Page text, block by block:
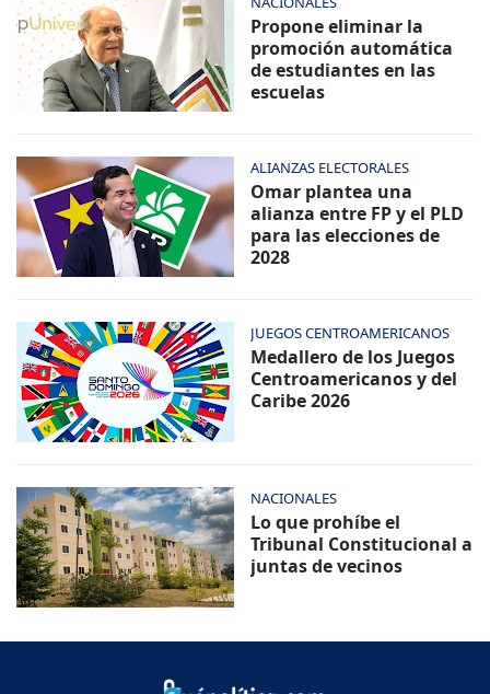
Propone eliminar la
promoción automática
de estudiantes en las
escuelas
ALIANZAS ELECTORALES
Omar plantea una
alianza entre FP y el PLD
para las elecciones de
2028
JUEGOS CENTROAMERICANOS
Medallero de los Juegos
Centroamericanos y del
Caribe 2026
NACIONALES
Lo que prohíbe el
Tribunal Constitucional a
juntas de vecinos